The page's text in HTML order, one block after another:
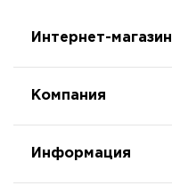
Интернет-магазин
Компания
Информация